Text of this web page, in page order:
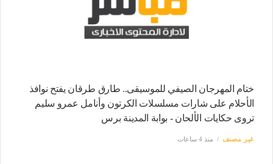
ختام المهرجان الصيفي للموسيقى.. طارق طرقان يفتح نوافذ
الأحلام على شارات مسلسلات الكرتون وأنامل عمرو سليم
تروى حكايات الألحان - بوابة المدينة برس
غير مصنف منذ 4 ساعات